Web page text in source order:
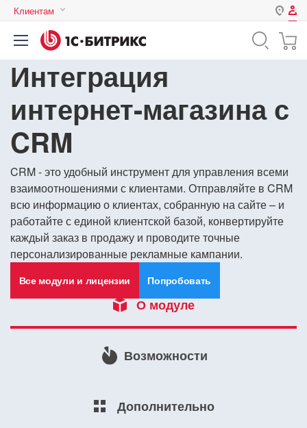
Клиентам
Авторизация
Логин
Запомнить меня на этом
компьютере
Забыли свой пароль?
или войдите с помощью
Интеграция
интернет-магазина с
CRM
CRM - это удобный инструмент для управления всеми
взаимоотношениями с клиентами. Отправляйте в CRM
всю информацию о клиентах, собранную на сайте – и
работайте с единой клиентской базой, конвертируйте
каждый заказ в продажу и проводите точные
персонализированные рекламные кампании.
Все модули и лицензии Попробовать
О модуле
Возможности
Дополнительно